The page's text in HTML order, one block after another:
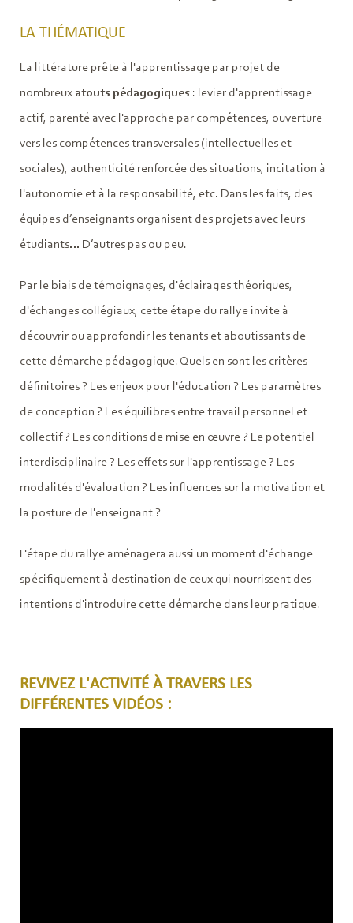
LA THÉMATIQUE
La littérature prête à l'apprentissage par projet de
nombreux atouts pédagogiques : levier d'apprentissage
actif, parenté avec l'approche par compétences, ouverture
vers les compétences transversales (intellectuelles et
sociales), authenticité renforcée des situations, incitation à
l'autonomie et à la responsabilité, etc. Dans les faits, des
équipes d’enseignants organisent des projets avec leurs
étudiants… D’autres pas ou peu.
Par le biais de témoignages, d'éclairages théoriques,
d'échanges collégiaux, cette étape du rallye invite à
découvrir ou approfondir les tenants et aboutissants de
cette démarche pédagogique. Quels en sont les critères
définitoires ? Les enjeux pour l'éducation ? Les paramètres
de conception ? Les équilibres entre travail personnel et
collectif ? Les conditions de mise en œuvre ? Le potentiel
interdisciplinaire ? Les effets sur l'apprentissage ? Les
modalités d'évaluation ? Les influences sur la motivation et
la posture de l'enseignant ?
L'étape du rallye aménagera aussi un moment d'échange
spécifiquement à destination de ceux qui nourrissent des
intentions d'introduire cette démarche dans leur pratique.
REVIVEZ L'ACTIVITÉ À TRAVERS LES
DIFFÉRENTES VIDÉOS :